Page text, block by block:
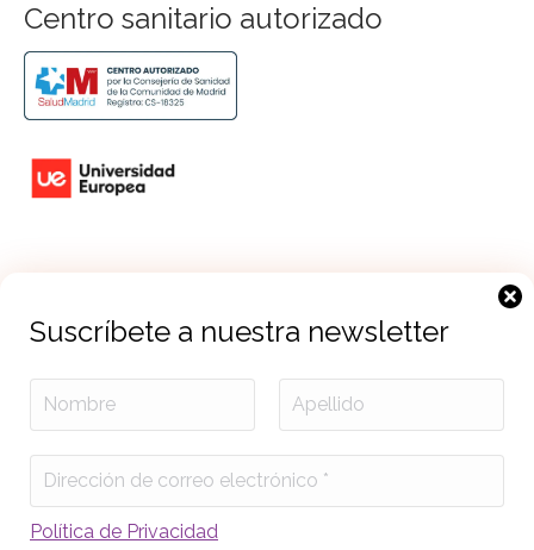
Suscríbete a nuestra newsletter
Política de Privacidad
Centro sanitario autorizado
Suscríbete a nuestra newsletter
Política de Privacidad